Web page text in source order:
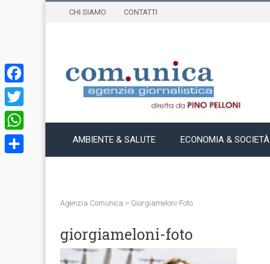
CHI SIAMO CONTATTI
AMBIENTE & SALUTE ECONOMIA & SOCIETÀ
Agenzia Comunica > Giorgiameloni-Foto
giorgiameloni-foto
Facebook
Twitter
WhatsApp